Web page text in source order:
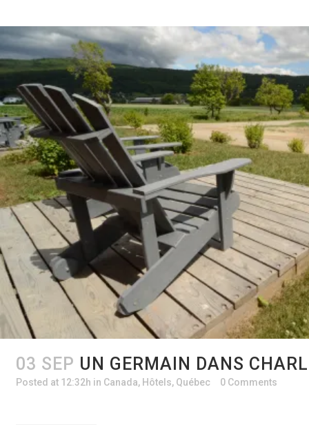
03 SEP UN GERMAIN DANS
Posted at 12:32h in Canada, Hôtels, Québec 0 Comments